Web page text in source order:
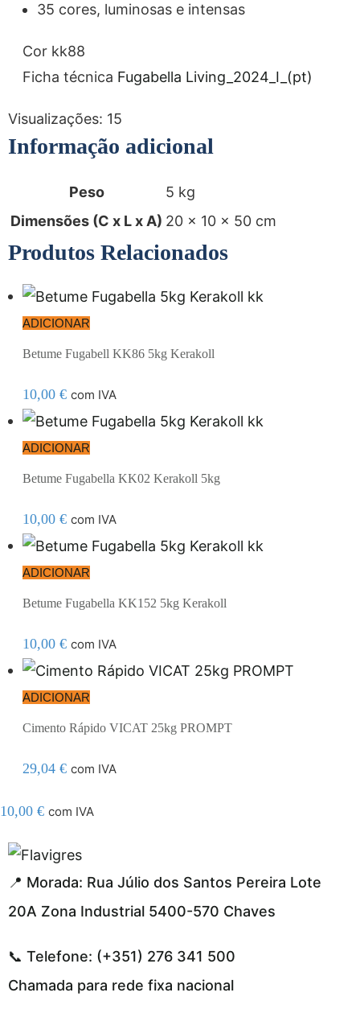
35 cores, luminosas e intensas
Cor kk88
Ficha técnica Fugabella Living_2024_I_(pt)
Visualizações: 15
Informação adicional
Peso
5 kg
Dimensões (C x L x A) 20 × 10 × 50 cm
Produtos Relacionados
ADICIONAR
Betume Fugabell KK86 5kg Kerakoll
10,00 € com IVA
ADICIONAR
Betume Fugabella KK02 Kerakoll 5kg
10,00 € com IVA
ADICIONAR
Betume Fugabella KK152 5kg Kerakoll
10,00 € com IVA
ADICIONAR
Cimento Rápido VICAT 25kg PROMPT
29,04 € com IVA
10,00 € com IVA
resmi adresi
📍 Morada: Rua Júlio dos Santos Pereira Lote
20A Zona Industrial 5400-570 Chaves
📞 Telefone: (+351) 276 341 500
Chamada para rede fixa nacional